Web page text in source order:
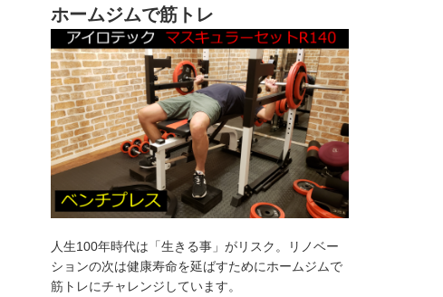
ホームジムで筋トレ
人生100年時代は「生きる事」がリスク。リノベー
ションの次は健康寿命を延ばすためにホームジムで
筋トレにチャレンジしています。